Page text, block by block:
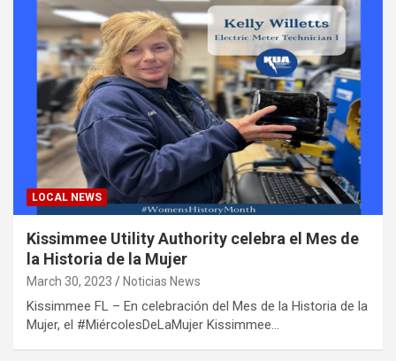
LOCAL NEWS
Kissimmee Utility Authority celebra el Mes de
la Historia de la Mujer
March 30, 2023 Noticias News
Kissimmee FL – En celebración del Mes de la Historia de la
Mujer, el #MiércolesDeLaMujer Kissimmee…